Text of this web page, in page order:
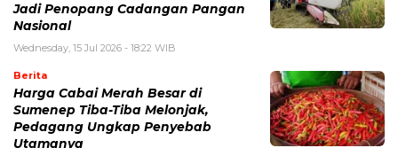
Jadi Penopang Cadangan Pangan
Nasional
Wednesday, 15 Jul 2026 - 18:22 WIB
Berita
Harga Cabai Merah Besar di
Sumenep Tiba-Tiba Melonjak,
Pedagang Ungkap Penyebab
Utamanya